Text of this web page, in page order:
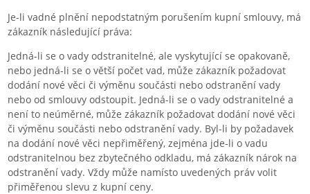
Je-li vadné plnění nepodstatným porušením kupní smlouvy, má
zákazník následující práva:
Jedná-li se o vady odstranitelné, ale vyskytující se opakovaně,
nebo jedná-li se o větší počet vad, může zákazník požadovat
dodání nové věci či výměnu součásti nebo odstranění vady
nebo od smlouvy odstoupit. Jedná-li se o vady odstranitelné a
není to neúměrné, může zákazník požadovat dodání nové věci
či výměnu součásti nebo odstranění vady. Byl-li by požadavek
na dodání nové věci nepřiměřený, zejména jde-li o vadu
odstranitelnou bez zbytečného odkladu, má zákazník nárok na
odstranění vady. Vždy může namísto uvedených práv volit
přiměřenou slevu z kupní ceny.